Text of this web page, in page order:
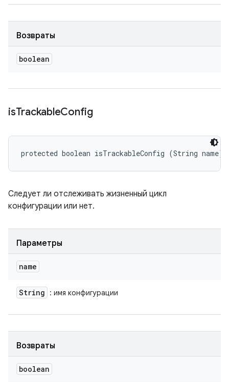
Возвраты
boolean
isTrackableConfig
protected boolean isTrackableConfig (String name)
Следует ли отслеживать жизненный цикл
конфигурации или нет.
Параметры
name
String : имя конфигурации
Возвраты
boolean